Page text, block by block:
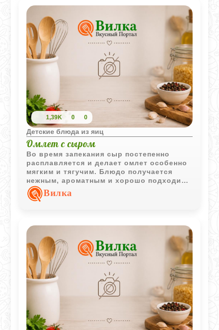
1,39K 0 0
Детские блюда из яиц
Омлет с сыром
Во время запекания сыр постепенно
расплавляется и делает омлет особенно
мягким и тягучим. Блюдо получается
нежным, ароматным и хорошо подходит
для спокойного домашнего завтрака без
сложных ингредиентов.
Вилка